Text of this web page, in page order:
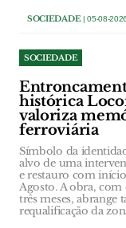
SOCIEDADE| 05-08-2026
SOCIEDADE
histórica
valoriza
ferroviária
Símbolo da
alvo de uma
e restauro com
Agosto. A obra, com
três meses, abrange
requalificação da